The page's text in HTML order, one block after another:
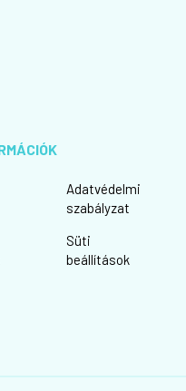
Adatvédelmi
szabályzat
Süti
beállítások